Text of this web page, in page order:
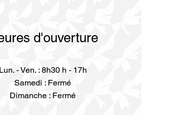
d'ouverture
Lun. - Ven. : 8h30 h - 17h
Samedi : Fermé
Dimanche : Fermé